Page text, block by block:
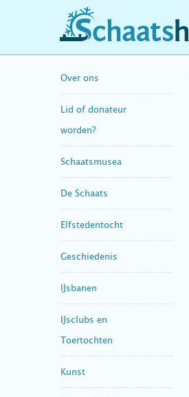
schaatshistorie.nl
Over ons
Lid of donateur
worden?
Schaatsmusea
De Schaats
Elfstedentocht
Geschiedenis
IJsbanen
IJsclubs en
Toertochten
Kunst